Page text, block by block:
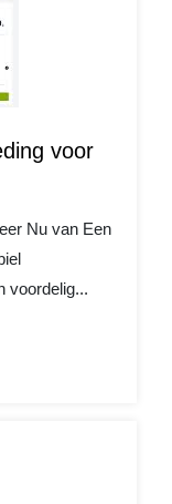
voor
Nu van Een
voordelig...